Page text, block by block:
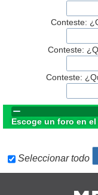
Conteste:
Conteste:
Conteste:
Escoge un foro en
Seleccionar todo